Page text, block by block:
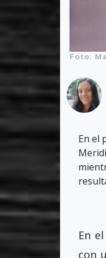
Foto:
En el
En
con